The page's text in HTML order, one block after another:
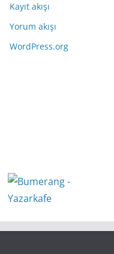
Kayıt akışı
Yorum akışı
WordPress.org